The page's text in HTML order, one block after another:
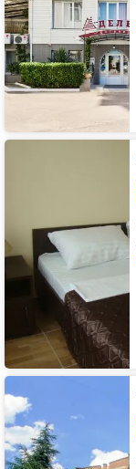
Гостевой
Пансионат
Изумруд